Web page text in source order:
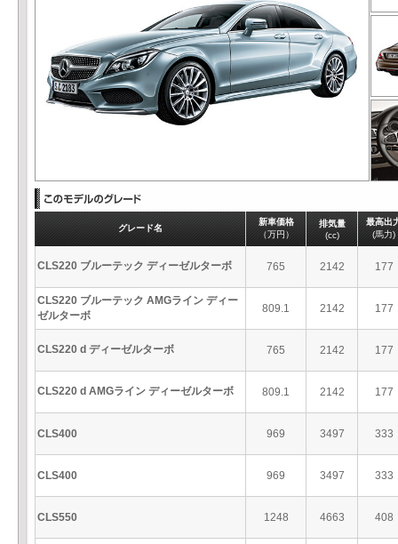
グレード名
新車価格
（万円）
排気量
(cc)
最高出
(馬力)
CLS220 ブルーテック ディーゼルターボ 765 2142 177
CLS220 ブルーテック AMGライン ディー
ゼルターボ
809.1 2142 177
CLS220 d ディーゼルターボ 765 2142 177
CLS220 d AMGライン ディーゼルターボ 809.1 2142 177
CLS400 969 3497 333
CLS400 969 3497 333
CLS550 1248 4663 408